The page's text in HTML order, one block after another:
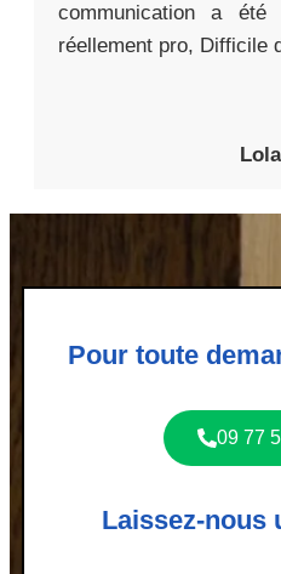
communication a été
réellement pro, Difficile
Pour toute
09 77
Laissez-nous